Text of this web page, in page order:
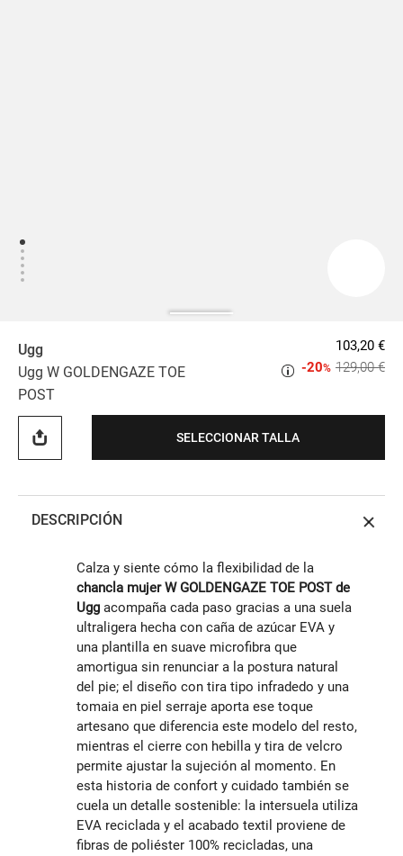
Ugg
Ugg W GOLDENGAZE TOE
POST
103,20 €
129,00 €
-20%
SELECCIONAR TALLA
DESCRIPCIÓN
Calza y siente cómo la flexibilidad de la
chancla mujer W GOLDENGAZE TOE POST de
Ugg acompaña cada paso gracias a una suela
ultraligera hecha con caña de azúcar EVA y
una plantilla en suave microfibra que
amortigua sin renunciar a la postura natural
del pie; el diseño con tira tipo infradedo y una
tomaia en piel serraje aporta ese toque
artesano que diferencia este modelo del resto,
mientras el cierre con hebilla y tira de velcro
permite ajustar la sujeción al momento. En
esta historia de confort y cuidado también se
cuela un detalle sostenible: la intersuela utiliza
EVA reciclada y el acabado textil proviene de
fibras de poliéster 100% recicladas, una